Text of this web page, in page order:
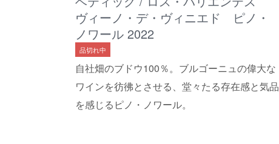
ヴィーノ・デ・ヴィニエド ピノ・
ノワール 2022
品切れ中
自社畑のブドウ100％。ブルゴーニュの偉大な
ワインを彷彿とさせる、堂々たる存在感と気品
を感じるピノ・ノワール。